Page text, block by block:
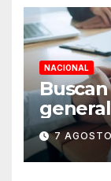
NACIONAL
7